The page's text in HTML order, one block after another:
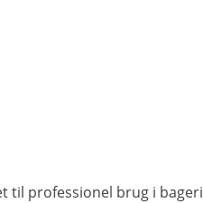
til professionel brug i